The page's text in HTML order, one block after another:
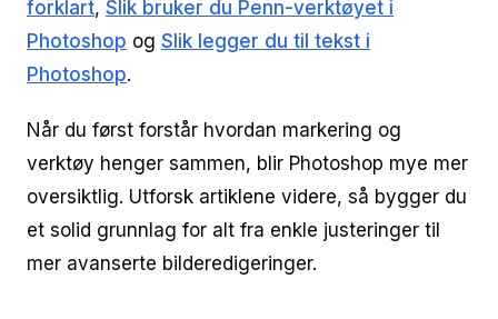
forklart, Slik bruker du Penn-verktøyet i
Photoshop og Slik legger du til tekst i
Photoshop.
Når du først forstår hvordan markering og
verktøy henger sammen, blir Photoshop mye mer
oversiktlig. Utforsk artiklene videre, så bygger du
et solid grunnlag for alt fra enkle justeringer til
mer avanserte bilderedigeringer.